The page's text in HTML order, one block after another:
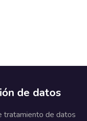
de datos
tratamiento de datos